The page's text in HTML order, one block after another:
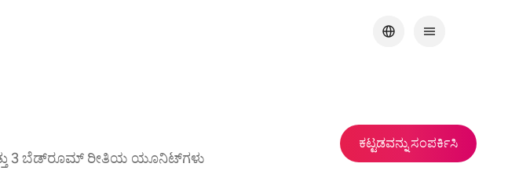
3 ಬೆಡ್‌ರೂಮ್ ರೀತಿಯ ಯೂನಿಟ್‌ಗಳು
ಕಟ್ಟಡವನ್ನು ಸಂಪರ್ಕಿಸಿ